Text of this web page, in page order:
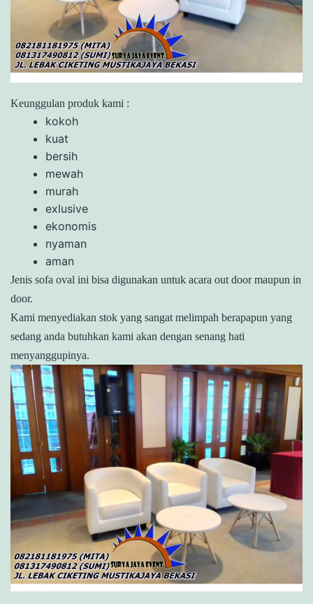
Keunggulan produk kami :
kokoh
kuat
bersih
mewah
murah
exlusive
ekonomis
nyaman
aman
Jenis sofa oval ini bisa digunakan untuk acara out door maupun in
door.
Kami menyediakan stok yang sangat melimpah berapapun yang
sedang anda butuhkan kami akan dengan senang hati
menyanggupinya.